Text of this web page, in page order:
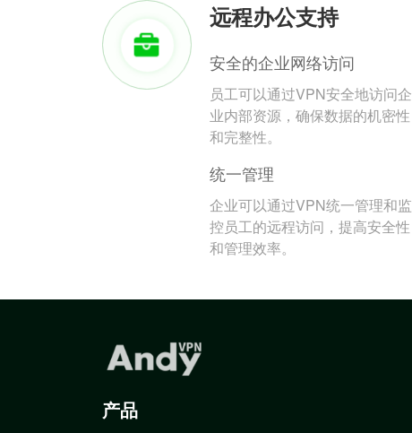
远程办公支持
安全的企业网络访问
员工可以通过VPN安全地访问企
业内部资源，确保数据的机密性
和完整性。
统一管理
企业可以通过VPN统一管理和监
控员工的远程访问，提高安全性
和管理效率。
产品